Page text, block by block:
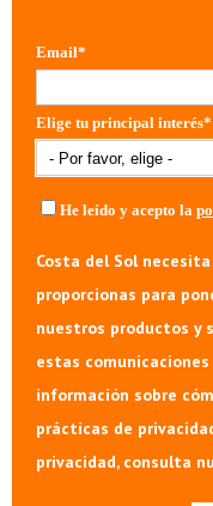
Email*
Elige tu principal interés*
He leído y acepto la
Costa del Sol
proporcionas para
nuestros productos y
estas
información sobre
prácticas de
privacidad, consulta